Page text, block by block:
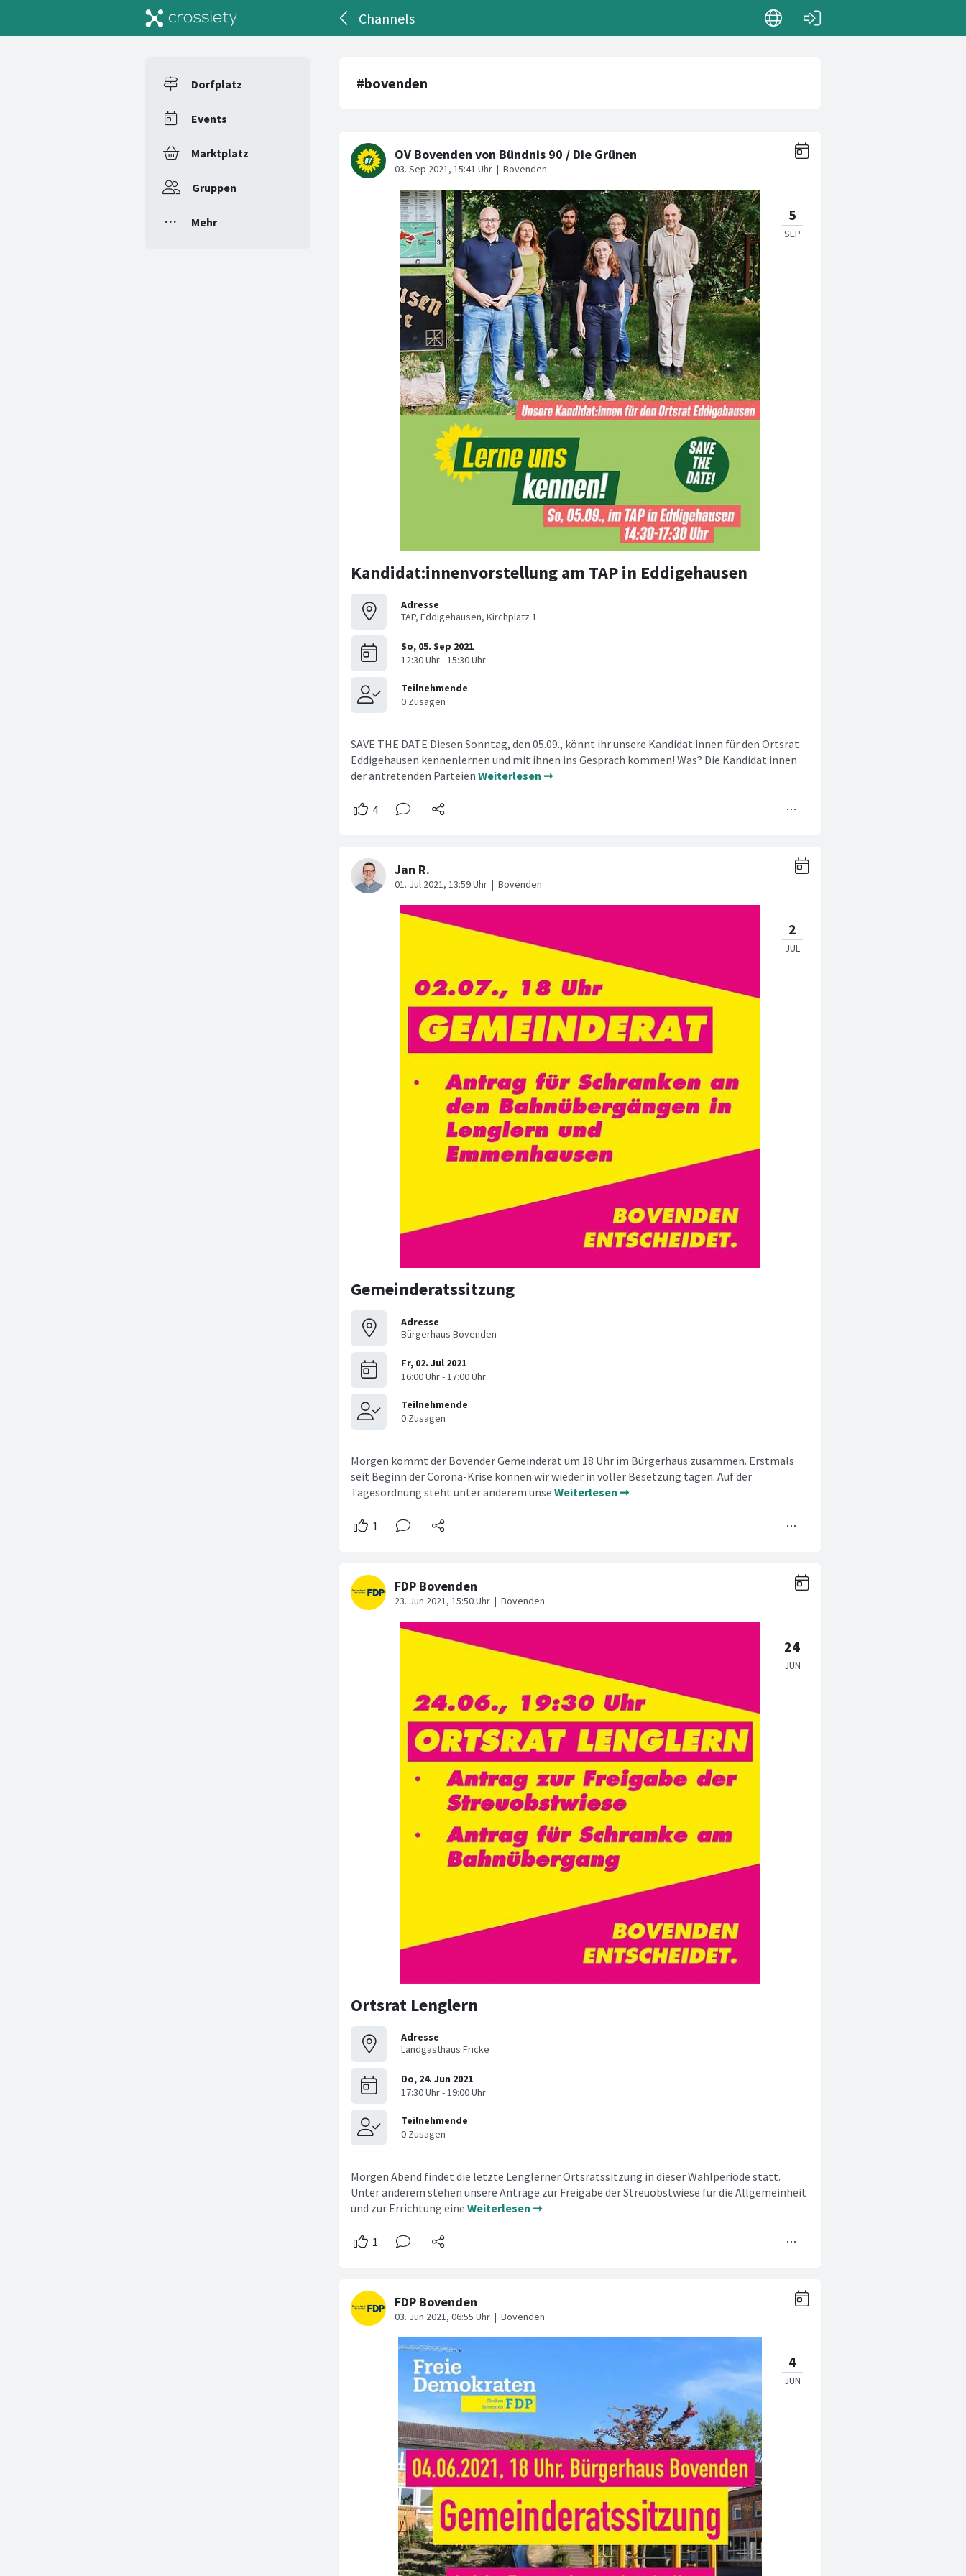
Channels
Dorfplatz
Events
Marktplatz
Gruppen
Mehr
#bovenden
Kandidat:innenvorstellung am TAP in Eddigehausen
Adresse
TAP, Eddigehausen, Kirchplatz 1
SAVE THE DATE Diesen Sonntag, den 05.09., könnt ihr unsere Kandidat:innen für den Ortsrat
Eddigehausen kennenlernen und mit ihnen ins Gespräch kommen! Was? Die Kandidat:innen
der antretenden Parteien Weiterlesen ➞
Gemeinderatssitzung
Adresse
Bürgerhaus Bovenden
Morgen kommt der Bovender Gemeinderat um 18 Uhr im Bürgerhaus zusammen. Erstmals
seit Beginn der Corona-Krise können wir wieder in voller Besetzung tagen. Auf der
Tagesordnung steht unter anderem unse Weiterlesen ➞
Ortsrat Lenglern
Adresse
Landgasthaus Fricke
Morgen Abend findet die letzte Lenglerner Ortsratssitzung in dieser Wahlperiode statt.
Unter anderem stehen unsere Anträge zur Freigabe der Streuobstwiese für die Allgemeinheit
und zur Errichtung eine Weiterlesen ➞